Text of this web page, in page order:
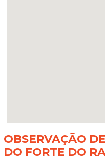
OBSERVAÇÃO
DO FORTE DO